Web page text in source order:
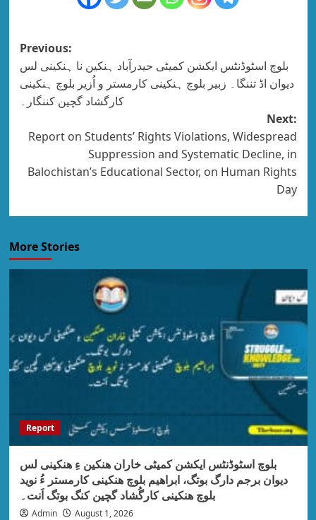
Previous:
بلوچ اسٹوڈنٹس ایکشن کمیٹی حیدرآباد ہنکین نا ہنکینی لس
دیوان اڈ تننگا۔ زبیر بلوچ ہنکینی کارمستر و اُزیر بلوچ ہنکینی
کارگشاد گچین کننگار۔
Next:
Report on Students’ Rights Violations, Widespread
Suppression and Systematic Decline, in
Balochistan’s Educational Sector, on Human Rights
Day
More Stories
Report
بلوچ اسٹوڈنٹس ایکشن کمیٹی خاران ھنکین ءِ ھنکینی لس
دیوان برجم دارگ بوتگ، ابراھیم بلوچ ھنکینی کارمستر ءُ نوید
بلوچ ھنکینی کارگُشاد گچین کنگ بوتگ اَنت۔
Admin August 1, 2026